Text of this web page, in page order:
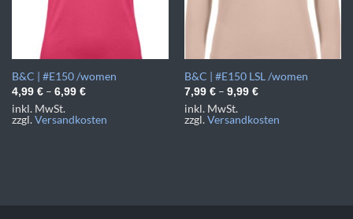
B&C | #E150 /women
4,99 €– 6,99 €
inkl. MwSt.
zzgl.Versandkosten
B&C | #E150 LSL /women
7,99 €– 9,99 €
inkl. MwSt.
zzgl.Versandkosten